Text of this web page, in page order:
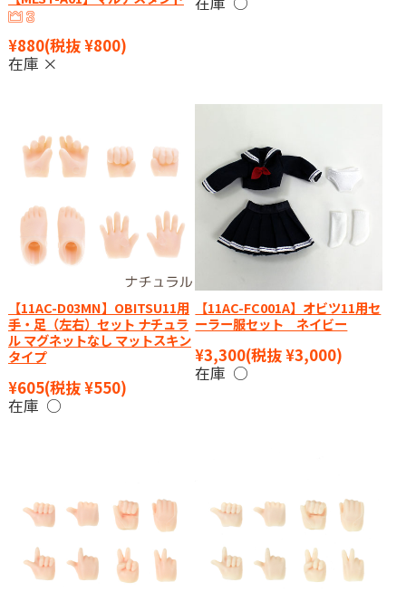
¥880(税抜 ¥800)
在庫 ×
【11AC-D03MN】OBITSU11用
手・足（左右）セット ナチュラ
ル マグネットなし マットスキン
タイプ
¥605(税抜 ¥550)
在庫 ○
【11AC-FC001A】オビツ11用セ
ーラー服セット ネイビー
¥3,300(税抜 ¥3,000)
在庫 ○